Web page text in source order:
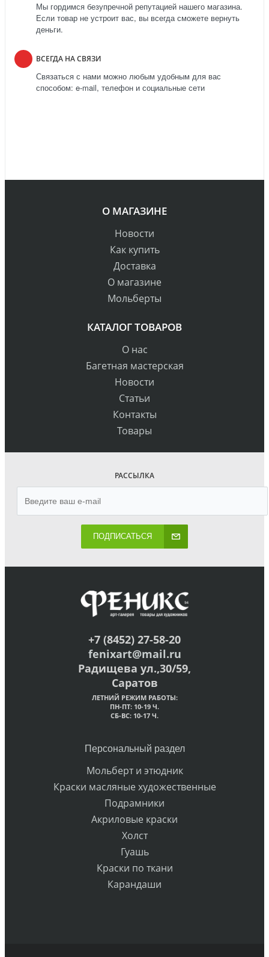
Мы гордимся безупречной репутацией нашего магазина.
Если товар не устроит вас, вы всегда сможете вернуть
деньги.
ВСЕГДА НА СВЯЗИ
Связаться с нами можно любым удобным для вас
способом: e-mail, телефон и социальные сети
О МАГАЗИНЕ
Новости
Как купить
Доставка
О магазине
Мольберты
КАТАЛОГ ТОВАРОВ
О нас
Багетная мастерская
Новости
Статьи
Контакты
Товары
РАССЫЛКА
ПОДПИСАТЬСЯ
+7 (8452) 27-58-20
fenixart@mail.ru
Радищева ул.,30/59,
Саратов
ЛЕТНИЙ РЕЖИМ РАБОТЫ:
ПН-ПТ: 10-19 Ч.
СБ-ВС: 10-17 Ч.
Персональный раздел
Мольберт и этюдник
Краски масляные художественные
Подрамники
Акриловые краски
Холст
Гуашь
Краски по ткани
Карандаши